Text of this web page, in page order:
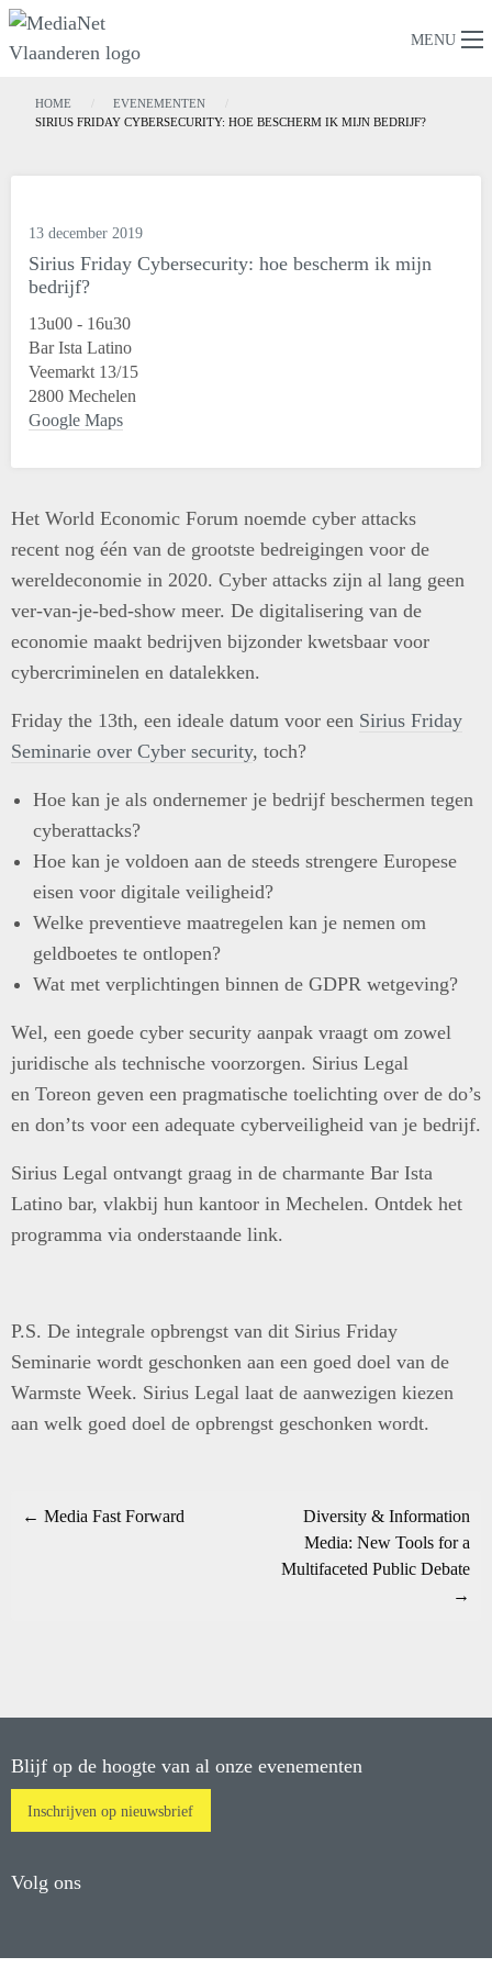
MENU
HOME
EVENEMENTEN
SIRIUS FRIDAY CYBERSECURITY: HOE BESCHERM IK MIJN BEDRIJF?
13 december 2019
Sirius Friday Cybersecurity: hoe bescherm ik mijn
bedrijf?
13u00 - 16u30
Bar Ista Latino
Veemarkt 13/15
2800 Mechelen
Google Maps
Het World Economic Forum noemde cyber attacks
recent nog één van de grootste bedreigingen voor de
wereldeconomie in 2020. Cyber attacks zijn al lang geen
ver-van-je-bed-show meer. De digitalisering van de
economie maakt bedrijven bijzonder kwetsbaar voor
cybercriminelen en datalekken.
Friday the 13th, een ideale datum voor een Sirius Friday
Seminarie over Cyber security, toch?
Hoe kan je als ondernemer je bedrijf beschermen tegen
cyberattacks?
Hoe kan je voldoen aan de steeds strengere Europese
eisen voor digitale veiligheid?
Welke preventieve maatregelen kan je nemen om
geldboetes te ontlopen?
Wat met verplichtingen binnen de GDPR wetgeving?
Wel, een goede cyber security aanpak vraagt om zowel
juridische als technische voorzorgen. Sirius Legal
en Toreon geven een pragmatische toelichting over de do’s
en don’ts voor een adequate cyberveiligheid van je bedrijf.
Sirius Legal ontvangt graag in de charmante Bar Ista
Latino bar, vlakbij hun kantoor in Mechelen. Ontdek het
programma via onderstaande link.
P.S. De integrale opbrengst van dit Sirius Friday
Seminarie wordt geschonken aan een goed doel van de
Warmste Week. Sirius Legal laat de aanwezigen kiezen
aan welk goed doel de opbrengst geschonken wordt.
← Media Fast Forward
Diversity & Information
Media: New Tools for a
Multifaceted Public Debate
→
Blijf op de hoogte van al onze evenementen
Inschrijven op nieuwsbrief
Volg ons